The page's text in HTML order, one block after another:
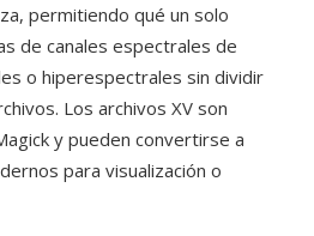
permitiendo qué un solo
de canales espectrales de
o hiperespectrales sin dividir
Los archivos XV son
y pueden convertirse a
para visualización o